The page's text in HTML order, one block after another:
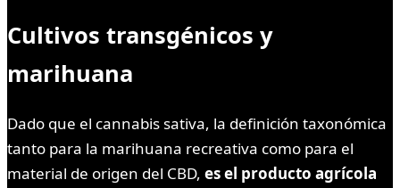
Cultivos transgénicos y
marihuana
Dado que el cannabis sativa, la definición taxonómica
tanto para la marihuana recreativa como para el
material de origen del CBD, es el producto agrícola